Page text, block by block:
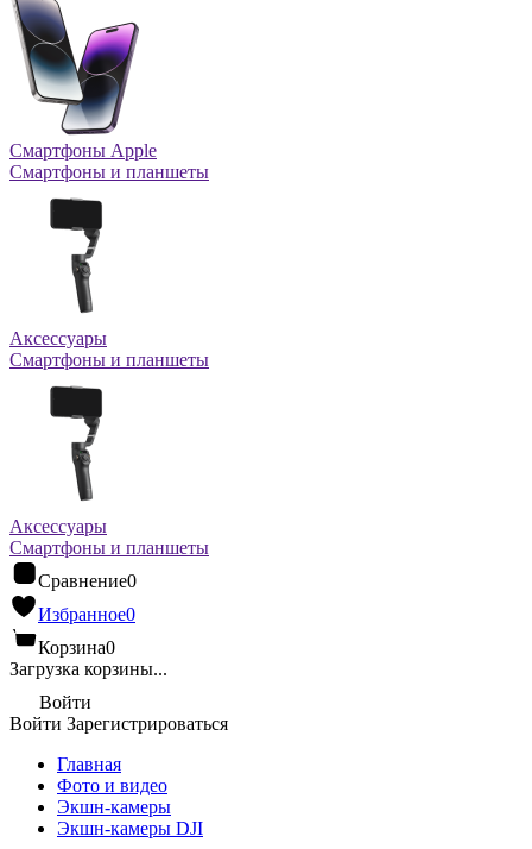
Смартфоны Apple
Смартфоны и планшеты
Аксессуары
Смартфоны и планшеты
Аксессуары
Смартфоны и планшеты
Сравнение0
Избранное0
Корзина0
Загрузка корзины...
Войти
Войти Зарегистрироваться
Главная
Фото и видео
Экшн-камеры
Экшн-камеры DJI